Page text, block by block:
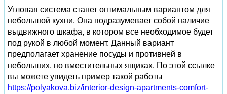
Угловая система станет оптимальным вариантом для
небольшой кухни. Она подразумевает собой наличие
выдвижного шкафа, в котором все необходимое будет
под рукой в любой момент. Данный вариант
предполагает хранение посуды и противней в
небольших, но вместительных ящиках. По этой ссылке
вы можете увидеть пример такой работы
https://polyakova.biz/interior-design-apartments-comfort-